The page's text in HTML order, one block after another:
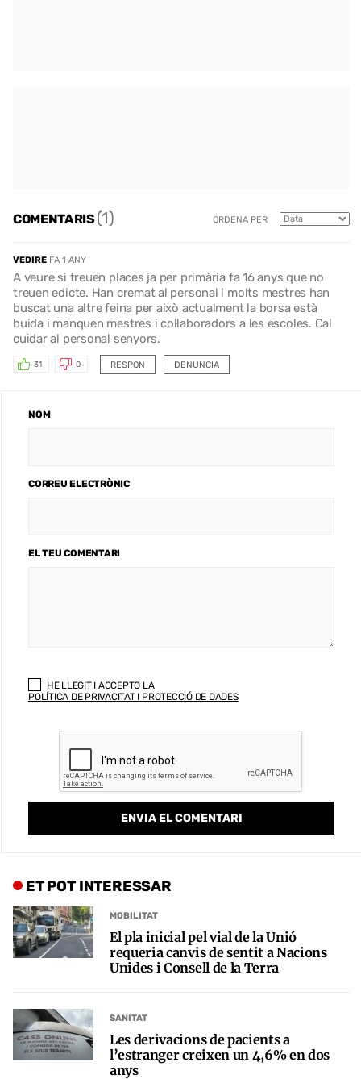
COMENTARIS(1) ORDENA PER
VEDIRE FA 1 ANY
A veure si treuen places ja per primària fa 16 anys que no
treuen edicte. Han cremat al personal i molts mestres han
buscat una altre feina per això actualment la borsa està
buida i manquen mestres i col·laboradors a les escoles. Cal
cuidar al personal senyors.
RESPON
31 0 DENUNCIA
NOM
CORREU ELECTRÒNIC
EL TEU COMENTARI
HE LLEGIT I ACCEPTO LA
POLÍTICA DE PRIVACITAT I PROTECCIÓ DE DADES
ET POT INTERESSAR
MOBILITAT
El pla inicial pel vial de la Unió
requeria canvis de sentit a Nacions
Unides i Consell de la Terra
SANITAT
Les derivacions de pacients a
l’estranger creixen un 4,6% en dos
anys